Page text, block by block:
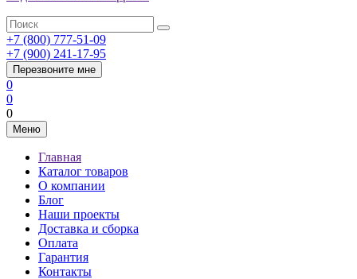
+7 (800) 777-51-09
+7 (900) 241-17-95
Перезвоните мне
0
0
0
Меню
Главная
Каталог товаров
О компании
Блог
Наши проекты
Доставка и сборка
Оплата
Гарантия
Контакты